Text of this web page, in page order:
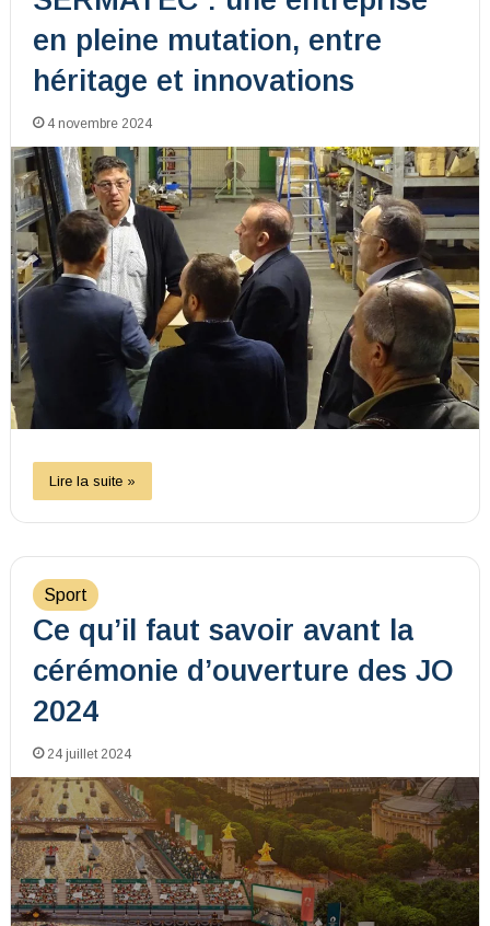
en pleine mutation, entre
héritage et innovations
4 novembre 2024
Lire la suite »
Sport
Ce qu’il faut savoir avant la
cérémonie d’ouverture des JO
2024
24 juillet 2024